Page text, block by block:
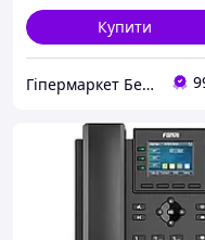
Купити
Гіпермаркет Безпеки Bezpeka-SHOP